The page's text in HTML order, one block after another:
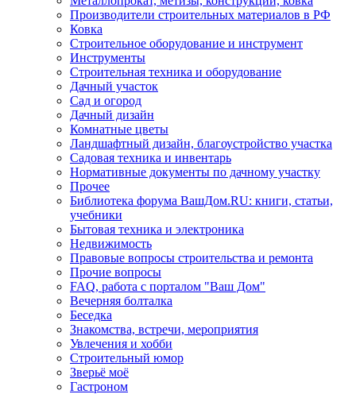
Производители строительных материалов в РФ
Ковка
Строительное оборудование и инструмент
Инструменты
Строительная техника и оборудование
Дачный участок
Сад и огород
Дачный дизайн
Комнатные цветы
Ландшафтный дизайн, благоустройство участка
Садовая техника и инвентарь
Нормативные документы по дачному участку
Прочее
Библиотека форума ВашДом.RU: книги, статьи,
учебники
Бытовая техника и электроника
Недвижимость
Правовые вопросы строительства и ремонта
Прочие вопросы
FAQ, работа с порталом "Ваш Дом"
Вечерняя болталка
Беседка
Знакомства, встречи, мероприятия
Увлечения и хобби
Строительный юмор
Зверьё моё
Гастроном